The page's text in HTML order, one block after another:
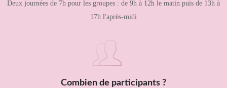
Deux journées de 7h pour les groupes : de 9h à 12h le matin puis de 13h à
17h l'après-midi
Combien de participants ?